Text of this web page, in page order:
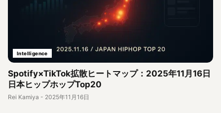
Intelligence
Spotify×TikTok拡散ヒートマップ：2025年11月16日
日本ヒップホップTop20
Rei Kamiya - 2025年11月16日